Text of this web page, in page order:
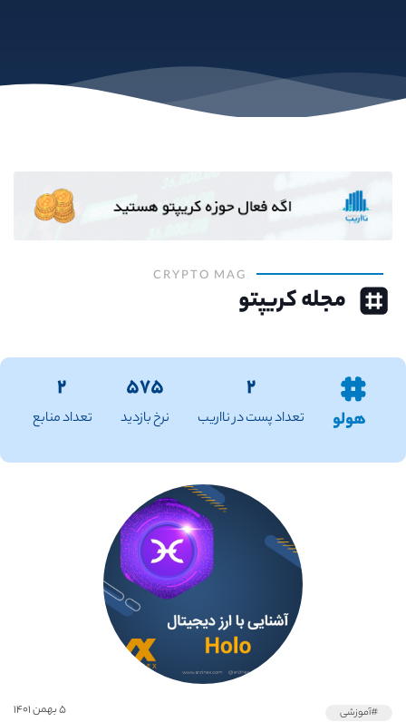
CRYPTO MAG
مجله کریپتو
هولو
۲
تعداد پست در نااریب
۵۷۵
نرخ بازدید
۲
تعداد منابع
#آموزشی ۵ بهمن ۱۴۰۱